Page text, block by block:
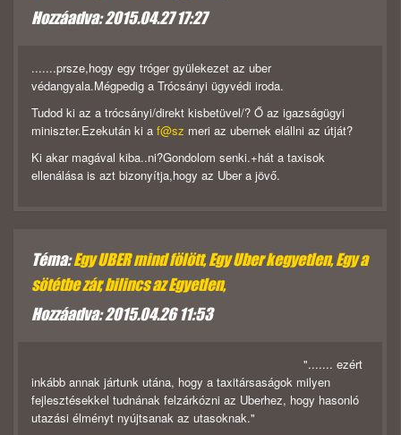
Hozzáadva: 2015.04.27 17:27
.......prsze,hogy egy tróger gyülekezet az uber
védangyala.Mégpedig a Trócsányi ügyvédi iroda.
Tudod ki az a trócsányi/direkt kisbetüvel/? Ő az igazságügyi
miniszter.Ezekután ki a f@sz meri az ubernek elállni az útját?
Ki akar magával kiba..ni?Gondolom senki.+hát a taxisok
ellenálása is azt bizonyítja,hogy az Uber a jövő.
Téma:Egy UBER mind fölött, Egy Uber kegyetlen, Egy a
sötétbe zár, bilincs az Egyetlen,
Hozzáadva: 2015.04.26 11:53
"....... ezért
inkább annak jártunk utána, hogy a taxitársaságok milyen
fejlesztésekkel tudnának felzárkózni az Uberhez, hogy hasonló
utazási élményt nyújtsanak az utasoknak."